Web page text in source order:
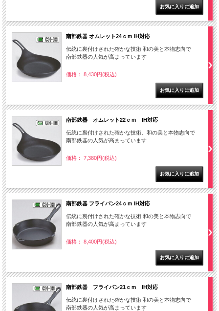
南部鉄器 オムレット24ｃｍ IH対応
伝統に裏付けされた確かな技術 和の美と本物志向で
南部鉄器の人気が高まっています
価格： 8,430円(税込)
南部鉄器 オムレット22ｃｍ IH対応
伝統に裏付けされた確かな技術、和の美と本物志向で
南部鉄器の人気が高まっています
価格： 7,380円(税込)
南部鉄器 フライパン24ｃｍ IH対応
伝統に裏付けされた確かな技術 和の美と本物志向で
南部鉄器の人気が高まっています
価格： 8,400円(税込)
南部鉄器 フライパン21ｃｍ IH対応
伝統に裏付けされた確かな技術 和の美と本物志向で
南部鉄器の人気が高まっています